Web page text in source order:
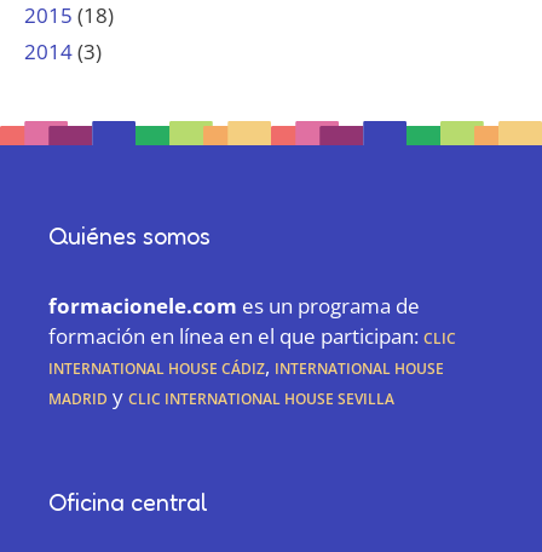
2015 (18)
2014(3)
Quiénes somos
formacionele.com es un programa de
formación en línea en el que participan:CLIC
International House Cádiz, International House
Madrid yCLIC International House Sevilla
Oficina central